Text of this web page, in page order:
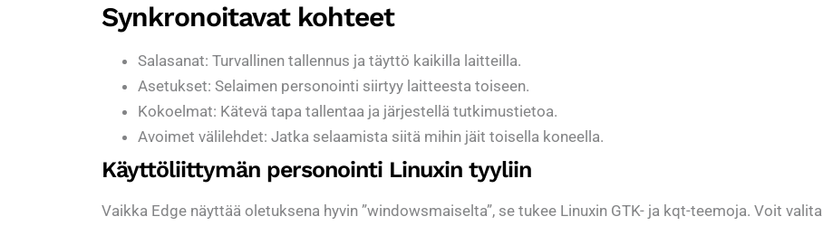
Synkronoitavat kohteet
Salasanat: Turvallinen tallennus ja täyttö kaikilla laitteilla.
Asetukset: Selaimen personointi siirtyy laitteesta toiseen.
Kokoelmat: Kätevä tapa tallentaa ja järjestellä tutkimustietoa.
Avoimet välilehdet: Jatka selaamista siitä mihin jäit toisella koneella.
Käyttöliittymän personointi Linuxin tyyliin
Vaikka Edge näyttää oletuksena hyvin ”windowsmaiselta”, se tukee Linuxin GTK- ja kqt-teemoja. Voit valita